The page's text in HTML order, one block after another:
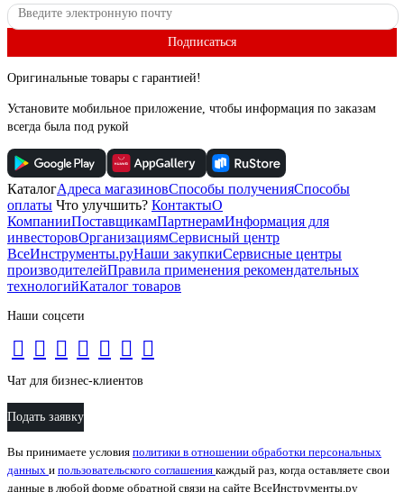
Подписаться
Оригинальные товары с гарантией!
Установите мобильное приложение, чтобы информация по заказам
всегда была под рукой
КаталогАдреса магазиновСпособы полученияСпособы
оплаты Что улучшить? КонтактыО
КомпанииПоставщикамПартнерамИнформация для
инвесторовОрганизациямСервисный центр
ВсеИнструменты.руНаши закупкиСервисные центры
производителейПравила применения рекомендательных
технологийКаталог товаров
Наши соцсети
Чат для бизнес-клиентов
Подать заявку
Вы принимаете условия политики в отношении обработки персональных
данных и пользовательского соглашения каждый раз, когда оставляете свои
данные в любой форме обратной связи на сайте ВсеИнструменты.ру